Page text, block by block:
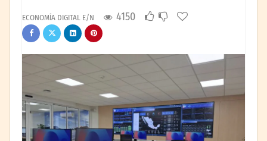
ECONOMÍA DIGITAL E/N 4150